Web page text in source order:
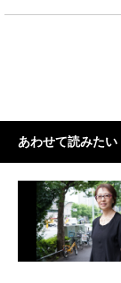
あわせて読みたい